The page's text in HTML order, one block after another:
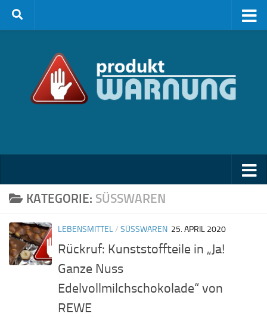
Zum Inhalt springen
KATEGORIE: SÜSSWAREN
LEBENSMITTEL/ SÜSSWAREN 25. APRIL 2020
Rückruf: Kunststoffteile in „Ja!
Ganze Nuss
Edelvollmilchschokolade“ von
REWE